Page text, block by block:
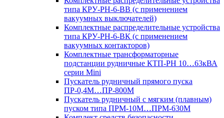
типа КРУ-РН-6-ВВ (с применением
вакуумных выключателей)
Комплектные распределительные устройства
типа КРУ-РН-6-ВК (с применением
вакуумных контакторов)
Комплектные трансформаторные
подстанции рудничные КТП-РН 10…63кВА
серии Mini
Пускатель рудничный прямого пуска
ПР-0,4М…ПР-800М
Пускатель рудничный с мягким (плавным)
пуском типа ПРМ-10М…ПРМ-630М